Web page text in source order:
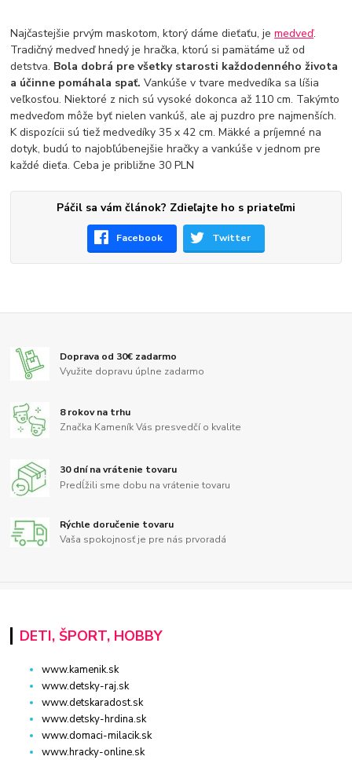
Najčastejšie prvým maskotom, ktorý dáme dieťaťu, jemedveď.
Tradičný medveď hnedý je hračka, ktorú si pamätáme už od
detstva. Bola dobrá pre všetky starosti každodenného života
a účinne pomáhala spať.Vankúše v tvare medvedíka sa líšia
veľkosťou. Niektoré z nich sú vysoké dokonca až 110 cm. Takýmto
medveďom môže byť nielen vankúš, ale aj puzdro pre najmenších.
K dispozícii sú tiež medvedíky 35 x 42 cm. Mäkké a príjemné na
dotyk, budú to najobľúbenejšie hračky a vankúše v jednom pre
každé dieťa. Ceba je približne 30 PLN
Páčil sa vám článok? Zdieľajte ho s priateľmi
Facebook Twitter
Doprava od 30€ zadarmo
Využite dopravu úplne zadarmo
8 rokov na trhu
Značka Kameník Vás presvedčí o kvalite
30 dní na vrátenie tovaru
Predĺžili sme dobu na vrátenie tovaru
Rýchle doručenie tovaru
Vaša spokojnosť je pre nás prvoradá
DETI, ŠPORT, HOBBY
www.kamenik.sk
www.detsky-raj.sk
www.detskaradost.sk
www.detsky-hrdina.sk
www.domaci-milacik.sk
www.hracky-online.sk